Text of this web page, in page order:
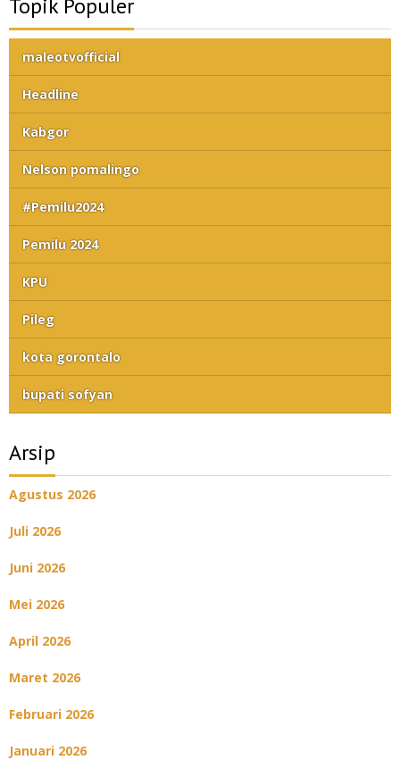
maleotvofficial
Headline
Kabgor
Nelson pomalingo
#Pemilu2024
Pemilu 2024
KPU
Pileg
kota gorontalo
bupati sofyan
Arsip
Agustus 2026
Juli 2026
Juni 2026
Mei 2026
April 2026
Maret 2026
Februari 2026
Januari 2026